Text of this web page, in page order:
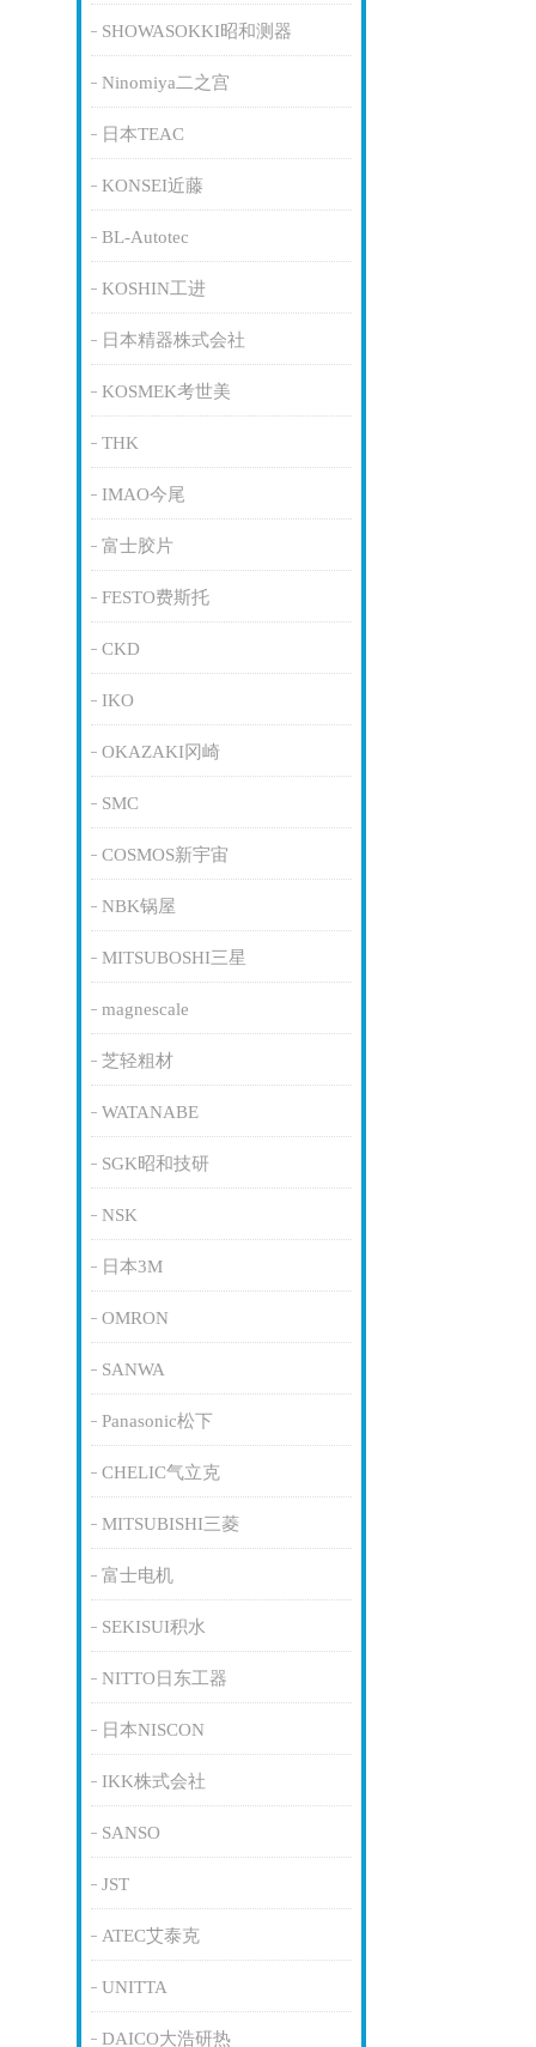
SHOWASOKKI昭和测器
Ninomiya二之宫
日本TEAC
KONSEI近藤
BL-Autotec
KOSHIN工进
日本精器株式会社
KOSMEK考世美
THK
IMAO今尾
富士胶片
FESTO费斯托
CKD
IKO
OKAZAKI冈崎
SMC
COSMOS新宇宙
NBK锅屋
MITSUBOSHI三星
magnescale
芝轻粗材
WATANABE
SGK昭和技研
NSK
日本3M
OMRON
SANWA
Panasonic松下
CHELIC气立克
MITSUBISHI三菱
富士电机
SEKISUI积水
NITTO日东工器
日本NISCON
IKK株式会社
SANSO
JST
ATEC艾泰克
UNITTA
DAICO大浩研热